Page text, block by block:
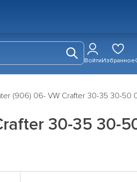
ВойтиИзбранное
(906) 06- VW Crafter 30-35 30-50
30-35 30-